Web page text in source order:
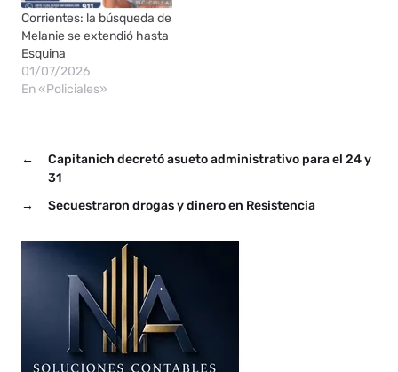
Corrientes: la búsqueda de
Melanie se extendió hasta
Esquina
01/07/2026
En «Policiales»
←
Capitanich decretó asueto administrativo para el 24 y
31
→
Secuestraron drogas y dinero en Resistencia